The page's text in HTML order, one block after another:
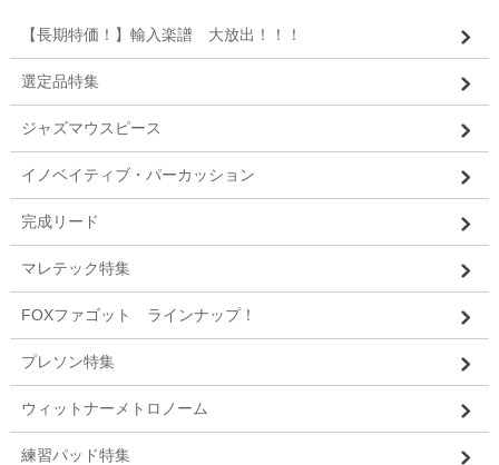
【長期特価！】輸入楽譜 大放出！！！
選定品特集
ジャズマウスピース
イノベイティブ・パーカッション
完成リード
マレテック特集
FOXファゴット ラインナップ！
プレソン特集
ウィットナーメトロノーム
練習パッド特集